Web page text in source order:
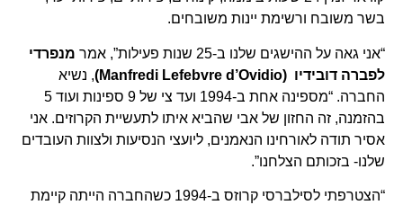
בשר משובח ורשימת יינות משובחים.
“אני גאה על ההישגים שלנו ב-25 שנות פעילות”, אמר
מנפרדי
לפברה דובידיו (Manfredi Lefebvre d’Ovidio)
, נשיא
החברה. “מספינה אחת ב-1994 ועד צי של 9 ספינות ועוד 5
בהזמנה, זה החזון של אבי שהביא איתו לתעשיית הקרוזים. אני
אסיר תודה לאורחינו הנאמנים, ליועצי הנסיעות ולצוות העובדים
שלנו- בזכותם הצלחנו”.
“הצטרפתי לסילברסי קרוזס ב-1994 כשהחברה הייתה קיימת